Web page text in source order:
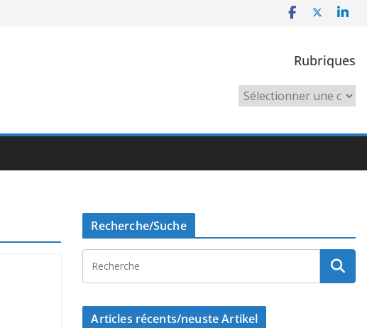
Rubriques
Rubriques
Recherche/Suche
Articles récents/neuste Artikel